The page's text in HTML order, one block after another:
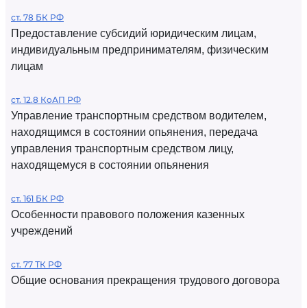
ст. 78 БК РФ
Предоставление субсидий юридическим лицам,
индивидуальным предпринимателям, физическим
лицам
ст. 12.8 КоАП РФ
Управление транспортным средством водителем,
находящимся в состоянии опьянения, передача
управления транспортным средством лицу,
находящемуся в состоянии опьянения
ст. 161 БК РФ
Особенности правового положения казенных
учреждений
ст. 77 ТК РФ
Общие основания прекращения трудового договора